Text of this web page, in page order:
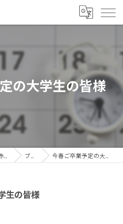
の大学生の皆様
ブログ 今春ご卒業予定の大学生の皆様
生の皆様